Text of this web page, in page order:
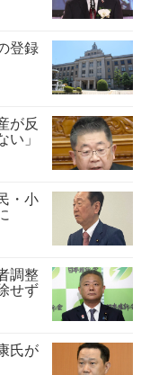
登録
が反
」
・小
調整
せず
氏が